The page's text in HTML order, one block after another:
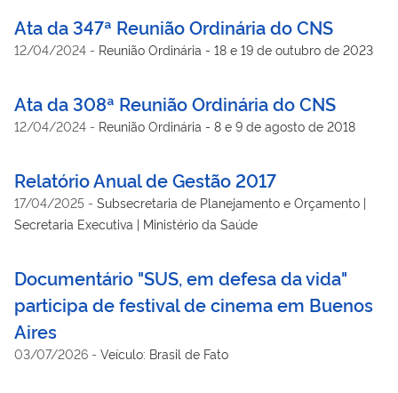
Ata da 347ª Reunião Ordinária do CNS
12/04/2024 - Reunião Ordinária - 18 e 19 de outubro de 2023
Ata da 308ª Reunião Ordinária do CNS
12/04/2024 - Reunião Ordinária - 8 e 9 de agosto de 2018
Relatório Anual de Gestão 2017
17/04/2025 - Subsecretaria de Planejamento e Orçamento |
Secretaria Executiva | Ministério da Saúde
Documentário "SUS, em defesa da vida"
participa de festival de cinema em Buenos
Aires
03/07/2026 - Veículo: Brasil de Fato